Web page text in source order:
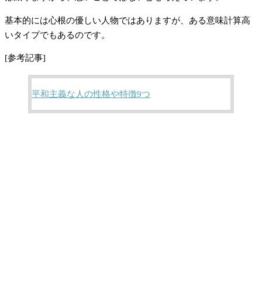
基本的には心根の優しい人物ではありますが、ある意味計算高
いタイプでもあるのです。
[参考記事]
平和主義な人の性格や特徴9つ